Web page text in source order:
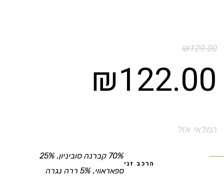
₪129.00
₪122.00
המלאי אזל
הרכב זני
70% קברנה סוביניון, 25%
ספאראווי, 5% ררה נגרה